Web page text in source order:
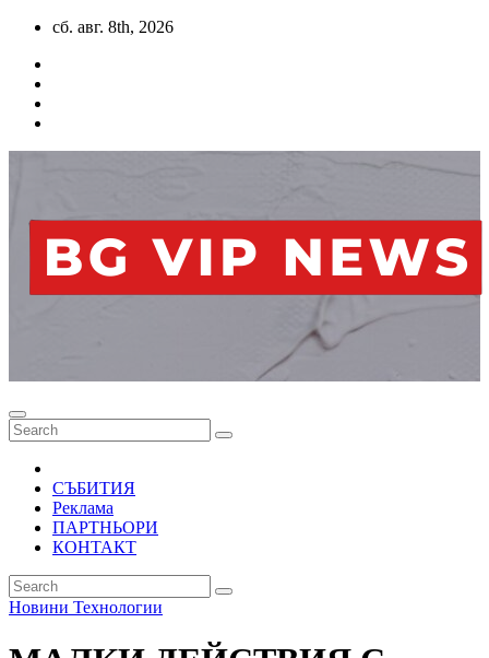
Skip
content
сб. авг. 8th, 2026
СЪБИТИЯ
Реклама
ПАРТНЬОРИ
КОНТАКТ
Новини Технологии